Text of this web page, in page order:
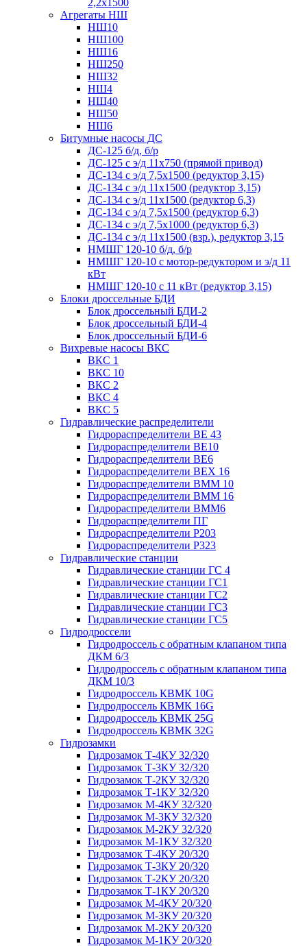
2,2х1500
Агрегаты НШ
НШ10
НШ100
НШ16
НШ250
НШ32
НШ4
НШ40
НШ50
НШ6
Битумные насосы ДС
ДС-125 б/д, б/р
ДС-125 с э/д 11х750 (прямой привод)
ДС-134 с э/д 7,5х1500 (редуктор 3,15)
ДС-134 с э/д 11х1500 (редуктор 3,15)
ДС-134 с э/д 11х1500 (редуктор 6,3)
ДС-134 с э/д 7,5х1500 (редуктор 6,3)
ДС-134 с э/д 7,5х1000 (редуктор 6,3)
ДС-134 с э/д 11х1500 (взр.), редуктор 3,15
НМШГ 120-10 б/д, б/р
НМШГ 120-10 с мотор-редуктором и э/д 11
кВт
НМШГ 120-10 с 11 кВт (редуктор 3,15)
Блоки дроссельные БДИ
Блок дроссельный БДИ-2
Блок дроссельный БДИ-4
Блок дроссельный БДИ-6
Вихревые насосы ВКС
ВКС 1
ВКС 10
ВКС 2
ВКС 4
ВКС 5
Гидравлические распределители
Гидрораспределители ВЕ 43
Гидрораспределители ВЕ10
Гидрораспределители ВЕ6
Гидрораспределители ВЕХ 16
Гидрораспределители ВММ 10
Гидрораспределители ВММ 16
Гидрораспределители ВММ6
Гидрораспределители ПГ
Гидрораспределители Р203
Гидрораспределители Р323
Гидравлические станции
Гидравлические станции ГС 4
Гидравлические станции ГС1
Гидравлические станции ГС2
Гидравлические станции ГС3
Гидравлические станции ГС5
Гидродроссели
Гидродроссель с обратным клапаном типа
ДКМ 6/3
Гидродроссель с обратным клапаном типа
ДКМ 10/3
Гидродроссель КВМК 10G
Гидродроссель КВМК 16G
Гидродроссель КВМК 25G
Гидродроссель КВМК 32G
Гидрозамки
Гидрозамок Т-4КУ 32/320
Гидрозамок Т-3КУ 32/320
Гидрозамок Т-2КУ 32/320
Гидрозамок Т-1КУ 32/320
Гидрозамок М-4КУ 32/320
Гидрозамок М-3КУ 32/320
Гидрозамок М-2КУ 32/320
Гидрозамок М-1КУ 32/320
Гидрозамок Т-4КУ 20/320
Гидрозамок Т-3КУ 20/320
Гидрозамок Т-2КУ 20/320
Гидрозамок Т-1КУ 20/320
Гидрозамок М-4КУ 20/320
Гидрозамок М-3КУ 20/320
Гидрозамок М-2КУ 20/320
Гидрозамок М-1КУ 20/320